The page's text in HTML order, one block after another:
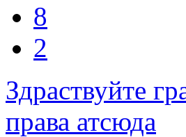
8
2
Здраствуйте
права атсюда